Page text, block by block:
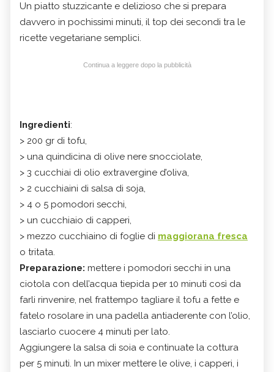
Un piatto stuzzicante e delizioso che si prepara
davvero in pochissimi minuti, il top dei secondi tra le
ricette vegetariane semplici.
Continua a leggere dopo la pubblicità
Ingredienti:
> 200 gr di tofu,
> una quindicina di olive nere snocciolate,
> 3 cucchiai di olio extravergine d’oliva,
> 2 cucchiaini di salsa di soja,
> 4 o 5 pomodori secchi,
> un cucchiaio di capperi,
> mezzo cucchiaino di foglie di maggiorana fresca
o tritata.
Preparazione: mettere i pomodori secchi in una
ciotola con dell’acqua tiepida per 10 minuti così da
farli rinvenire, nel frattempo tagliare il tofu a fette e
fatelo rosolare in una padella antiaderente con l’olio,
lasciarlo cuocere 4 minuti per lato.
Aggiungere la salsa di soia e continuate la cottura
per 5 minuti. In un mixer mettere le olive, i capperi, i